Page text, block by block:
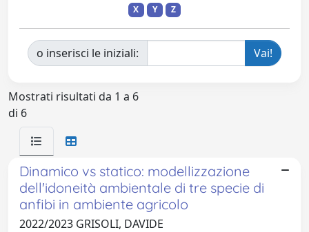
X
Y Z
o inserisci le iniziali:
Mostrati risultati da 1 a 6
di 6
Dinamico vs statico: modellizzazione
dell'idoneità ambientale di tre specie di
anfibi in ambiente agricolo
2022/2023 GRISOLI, DAVIDE